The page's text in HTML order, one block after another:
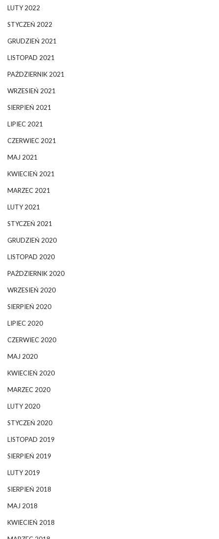
LUTY 2022
STYCZEŃ 2022
GRUDZIEŃ 2021
LISTOPAD 2021
PAŹDZIERNIK 2021
WRZESIEŃ 2021
SIERPIEŃ 2021
LIPIEC 2021
CZERWIEC 2021
MAJ 2021
KWIECIEŃ 2021
MARZEC 2021
LUTY 2021
STYCZEŃ 2021
GRUDZIEŃ 2020
LISTOPAD 2020
PAŹDZIERNIK 2020
WRZESIEŃ 2020
SIERPIEŃ 2020
LIPIEC 2020
CZERWIEC 2020
MAJ 2020
KWIECIEŃ 2020
MARZEC 2020
LUTY 2020
STYCZEŃ 2020
LISTOPAD 2019
SIERPIEŃ 2019
LUTY 2019
SIERPIEŃ 2018
MAJ 2018
KWIECIEŃ 2018